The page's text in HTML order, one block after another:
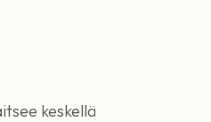
keskellä